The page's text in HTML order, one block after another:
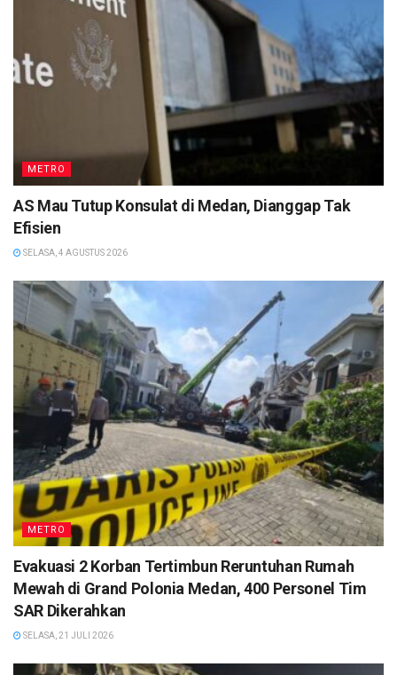
METRO
AS Mau Tutup Konsulat di Medan, Dianggap Tak
Efisien
SELASA, 4 AGUSTUS 2026
METRO
Evakuasi 2 Korban Tertimbun Reruntuhan Rumah
Mewah di Grand Polonia Medan, 400 Personel Tim
SAR Dikerahkan
SELASA, 21 JULI 2026